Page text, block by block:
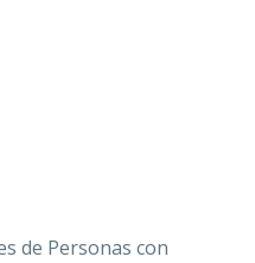
de Personas con